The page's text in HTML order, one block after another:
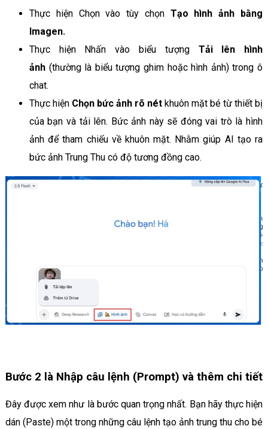
Thực hiện Chọn vào tùy chọn Tạo hình ảnh bằng
Imagen.
Thực hiện Nhấn vào biểu tượng Tải lên hình
ảnh(thường là biểu tượng ghim hoặc hình ảnh) trong ô
chat.
Thực hiệnChọn bức ảnh rõ nétkhuôn mặt bé từ thiết bị
của bạn và tải lên. Bức ảnh này sẽ đóng vai trò là hình
ảnh để tham chiếu về khuôn mặt. Nhằm giúp AI tạo ra
bức ảnh Trung Thu có độ tương đồng cao.
Bước 2 là Nhập câu lệnh (Prompt) và thêm chi tiết
Đây được xem như là bước quan trọng nhất. Bạn hãy thực hiện
dán (Paste) một trong những câu lệnh tạo ảnh trung thu cho bé